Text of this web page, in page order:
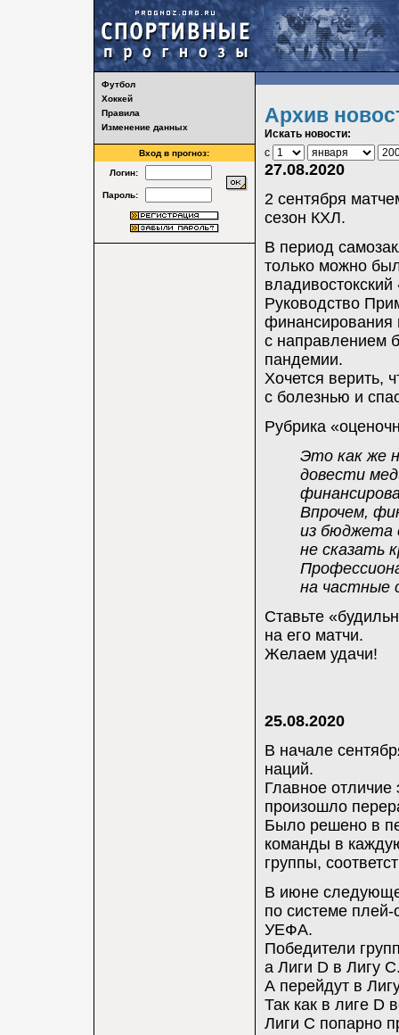
Футбол
Хоккей
Правила
Изменение данных
Вход в прогноз:
Логин:
Пароль:
Архив
Искать новости:
с
27.08.2020
2 сентября
сезон КХЛ.
В период
только можно
Руководство
финансирования
с направлением
пандемии.
Хочется верить,
с болезнью и
Рубрика
Это как же
довести
Впрочем,
из бюджета
не сказать
на частные
Ставьте
на его матчи.
Желаем удачи!
25.08.2020
В начале
наций.
Главное
произошло
Было решено в
команды в
группы,
В июне
по системе
УЕФА.
Победители
а Лиги D в Лигу
A перейдут в
Так как в лиге D
Лиги C попарно